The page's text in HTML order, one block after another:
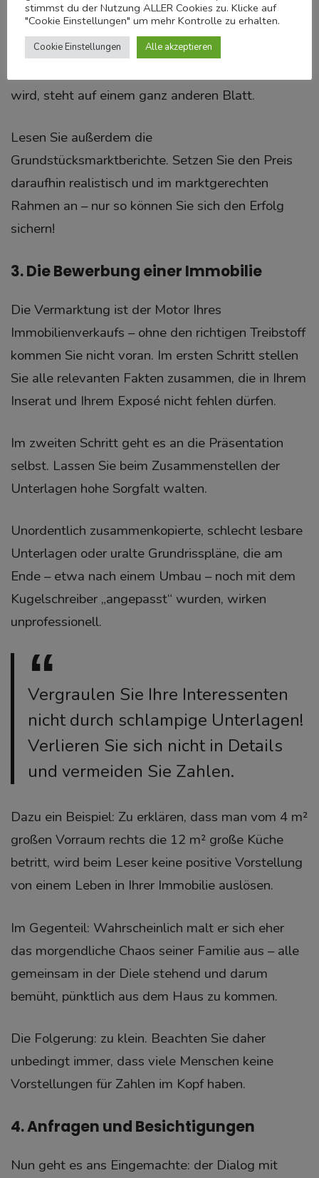
Angebotspreise – also Preise, die andere
Immobilien-Verkäufer gerne erzielen möchten.
wird, steht auf einem ganz anderen Blatt.
Lesen Sie außerdem die
Grundstücksmarktberichte. Setzen Sie den Preis
daraufhin realistisch und im marktgerechten
Rahmen an – nur so können Sie sich den Erfolg
sichern!
3. Die Bewerbung einer Immobilie
Die Vermarktung ist der Motor Ihres
Immobilienverkaufs – ohne den richtigen Treibstoff
kommen Sie nicht voran. Im ersten Schritt stellen
Sie alle relevanten Fakten zusammen, die in Ihrem
Inserat und Ihrem Exposé nicht fehlen dürfen.
Im zweiten Schritt geht es an die Präsentation
selbst. Lassen Sie beim Zusammenstellen der
Unterlagen hohe Sorgfalt walten.
Unordentlich zusammenkopierte, schlecht lesbare
Unterlagen oder uralte Grundrisspläne, die am
Ende – etwa nach einem Umbau – noch mit dem
Kugelschreiber „angepasst“ wurden, wirken
unprofessionell.
Vergraulen Sie Ihre Interessenten
nicht durch schlampige Unterlagen!
Verlieren Sie sich nicht in Details
und vermeiden Sie Zahlen.
Dazu ein Beispiel: Zu erklären, dass man vom 4 m²
großen Vorraum rechts die 12 m² große Küche
betritt, wird beim Leser keine positive Vorstellung
von einem Leben in Ihrer Immobilie auslösen.
Im Gegenteil: Wahrscheinlich malt er sich eher
das morgendliche Chaos seiner Familie aus – alle
gemeinsam in der Diele stehend und darum
bemüht, pünktlich aus dem Haus zu kommen.
Die Folgerung: zu klein. Beachten Sie daher
unbedingt immer, dass viele Menschen keine
Vorstellungen für Zahlen im Kopf haben.
4. Anfragen und Besichtigungen
Nun geht es ans Eingemachte: der Dialog mit
stimmst du der Nutzung ALLER Cookies zu. Klicke auf
"Cookie Einstellungen" um mehr Kontrolle zu erhalten.
Cookie Einstellungen Alle akzeptieren